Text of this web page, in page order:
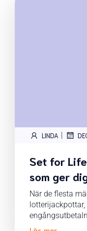
LINDA |
Set for
som ger
När de flesta